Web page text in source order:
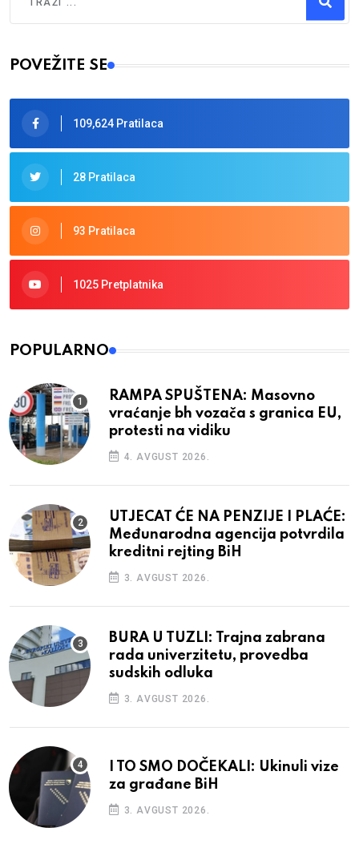
Type 2 or more characters for results.
POVEŽITE SE
109,624 Pratilaca
28 Pratilaca
93 Pratilaca
1025 Pretplatnika
POPULARNO
RAMPA SPUŠTENA: Masovno
vraćanje bh vozača s granica EU,
protesti na vidiku
4. AVGUST 2026.
UTJECAT ĆE NA PENZIJE I PLAĆE:
Međunarodna agencija potvrdila
kreditni rejting BiH
3. AVGUST 2026.
BURA U TUZLI: Trajna zabrana
rada univerzitetu, provedba
sudskih odluka
3. AVGUST 2026.
I TO SMO DOČEKALI: Ukinuli vize
za građane BiH
3. AVGUST 2026.